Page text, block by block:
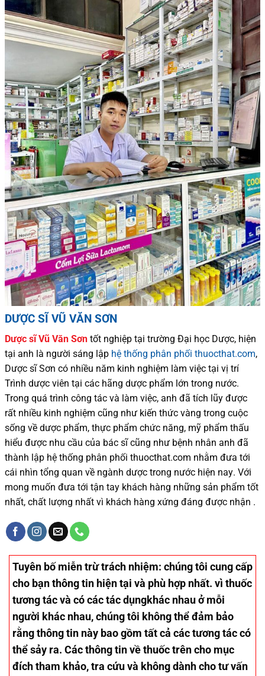
DƯỢC SĨ VŨ VĂN SƠN
Dược sĩVũ Văn Sơn tốt nghiệp tại trường Đại học Dược, hiện
tại anh là người sáng lập hệ thống phân phối thuocthat.com,
Dược sĩSơn có nhiều năm kinh nghiệm làm việc tại vị trí
Trình dược viên tại các hãng dược phẩm lớn trong nước.
Trong quá trình công tác và làm việc, anh đã tích lũy được
rất nhiều kinh nghiệm cũng như kiến thức vàng trong cuộc
sống về dược phẩm, thực phẩm chức năng, mỹ phẩm thấu
hiểu được nhu cầu của bác sĩcũng như bệnh nhân anh đã
thành lập hệ thống phân phối thuocthat.com nhằm đưa tới
cái nhìn tổng quan về ngành dược trong nước hiện nay. Với
mong muốn đưa tới tận tay khách hàng những sản phẩm tốt
nhất, chất lượng nhất vì khách hàng xứng đáng được nhận .
Tuyên bố miễn trừ trách nhiệm: chúng tôi cung cấp
cho bạn thông tin hiện tại và phù hợp nhất. vì thuốc
tương tác và có các tác dụngkhác nhau ở mỗi
người khác nhau, chúng tôi không thể đảm bảo
rằng thông tin này bao gồm tất cả các tương tác có
thể sảy ra. Các thông tin về thuốc trên cho mục
đích tham khảo, tra cứu và không dành cho tư vấn